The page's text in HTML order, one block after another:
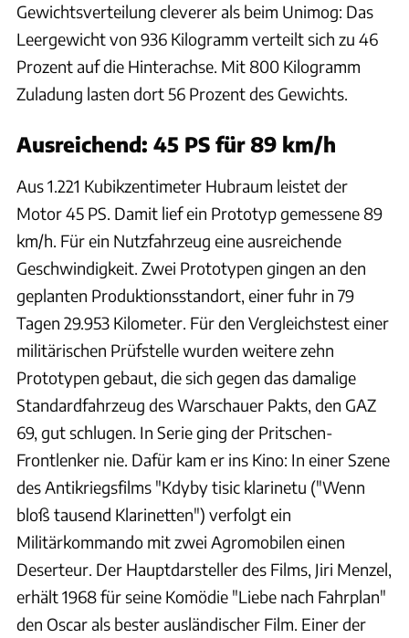
Gewichtsverteilung cleverer als beim Unimog: Das
Leergewicht von 936 Kilogramm verteilt sich zu 46
Prozent auf die Hinterachse. Mit 800 Kilogramm
Zuladung lasten dort 56 Prozent des Gewichts.
Ausreichend: 45 PS für 89 km/h
Aus 1.221 Kubikzentimeter Hubraum leistet der
Motor 45 PS. Damit lief ein Prototyp gemessene 89
km/h. Für ein Nutzfahrzeug eine ausreichende
Geschwindigkeit. Zwei Prototypen gingen an den
geplanten Produktionsstandort, einer fuhr in 79
Tagen 29.953 Kilometer. Für den Vergleichstest einer
militärischen Prüfstelle wurden weitere zehn
Prototypen gebaut, die sich gegen das damalige
Standardfahrzeug des Warschauer Pakts, den GAZ
69, gut schlugen. In Serie ging der Pritschen-
Frontlenker nie. Dafür kam er ins Kino: In einer Szene
des Antikriegsfilms "Kdyby tisic klarinetu ("Wenn
bloß tausend Klarinetten") verfolgt ein
Militärkommando mit zwei Agromobilen einen
Deserteur. Der Hauptdarsteller des Films, Jiri Menzel,
erhält 1968 für seine Komödie "Liebe nach Fahrplan"
den Oscar als bester ausländischer Film. Einer der